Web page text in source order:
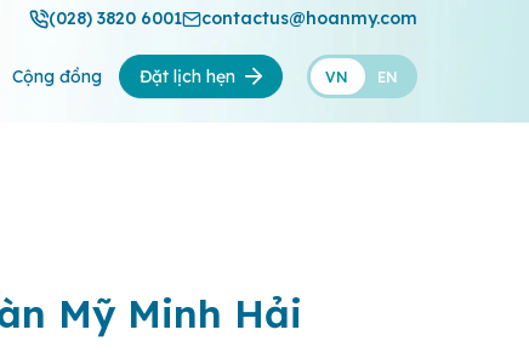
(028) 3820 6001 contactus@hoanmy.com
Cộng đồng Đặt lịch hẹn VN EN
Mỹ Minh Hải